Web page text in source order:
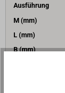
Ausführung
M (mm)
L (mm)
B (mm)